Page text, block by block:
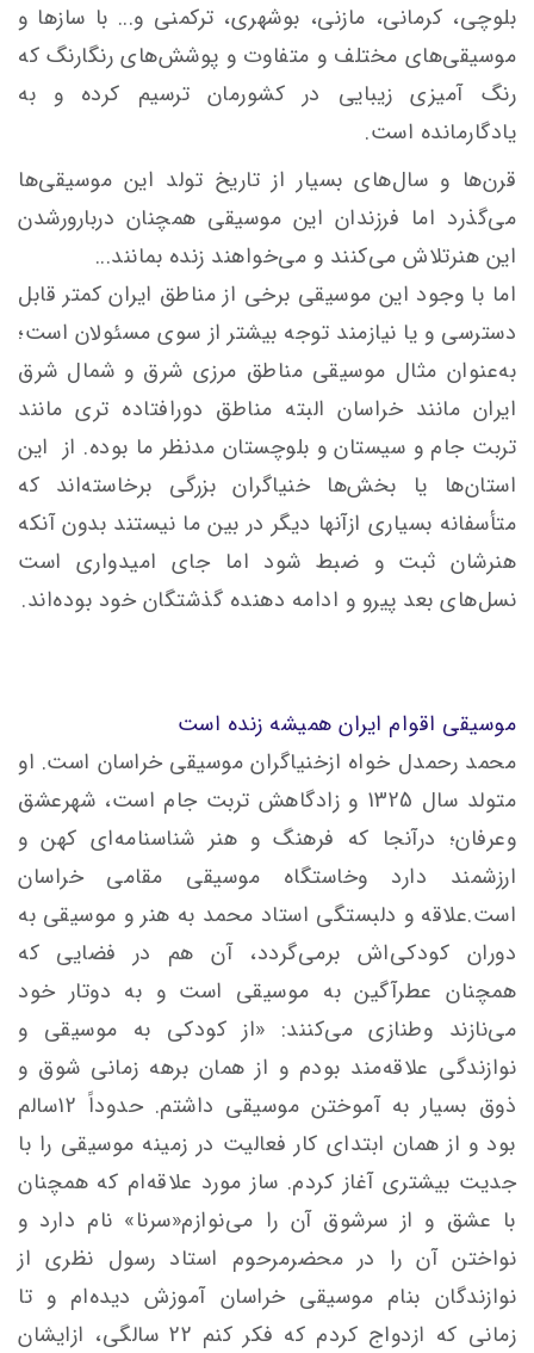
بلوچی، کرمانی، مازنی، بوشهری، ترکمنی و... با سازها و
موسیقی‌های مختلف و متفاوت و پوشش‌های رنگارنگ که
رنگ آمیزی زیبایی در کشورمان ترسیم کرده و به
یادگارمانده است.
قرن‌ها و سال‌های بسیار از تاریخ تولد این موسیقی‌ها
می‌گذرد اما فرزندان این موسیقی همچنان دربارورشدن
این هنرتلاش می‌کنند و می‌خواهند زنده بمانند...
اما با وجود این موسیقی برخی از مناطق ایران کمتر قابل
دسترسی و یا نیازمند توجه بیشتر از سوی مسئولان است؛
به‌عنوان مثال موسیقی مناطق مرزی شرق و شمال شرق
ایران مانند خراسان البته مناطق دورافتاده تری مانند
تربت جام و سیستان و بلوچستان مد‌نظر ما بوده. از این
استان‌ها یا بخش‌ها خنیاگران بزرگی برخاسته‌اند که
متأسفانه بسیاری ازآنها دیگر در بین ما نیستند بدون آنکه
هنرشان ثبت و ضبط شود اما جای امیدواری است
نسل‌های بعد پیرو و ادامه دهنده گذشتگان خود بوده‌اند.
موسیقی اقوام ایران همیشه زنده است
محمد رحمدل خواه ازخنیاگران موسیقی خراسان است. او
متولد سال 1325 و زادگاهش تربت جام است، شهرعشق
وعرفان؛ درآنجا که فرهنگ و هنر شناسنامه‌ای کهن و
ارزشمند دارد وخاستگاه موسیقی مقامی خراسان
است.علاقه و دلبستگی استاد محمد به هنر و موسیقی به
دوران کودکی‌اش برمی‌گردد، آن‌ هم در فضایی که
همچنان عطرآگین به موسیقی است و به دوتار خود
می‌نازند وطنازی می‌کنند: «از کودکی به موسیقی و
نوازندگی علاقه‌مند بودم و از همان برهه زمانی شوق و
ذوق بسیار به آموختن موسیقی داشتم. حدوداً 12سالم
بود و از همان ابتدای کار فعالیت در زمینه موسیقی را با
جدیت بیشتری آغاز کردم. ساز مورد علاقه‌ام که همچنان
با عشق و از سرشوق آن را می‌نوازم«سرنا» نام دارد و
نواختن آن را در محضرمرحوم استاد رسول نظری از
نوازندگان بنام موسیقی خراسان آموزش دیده‌ام و تا
زمانی که ازدواج کردم که فکر کنم 22 سالگی، ازایشان